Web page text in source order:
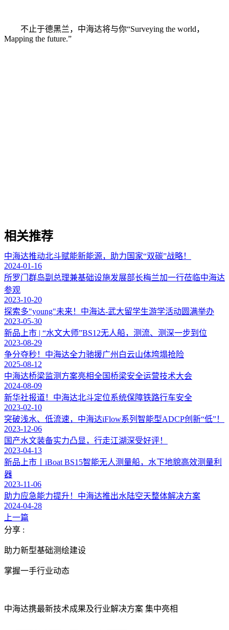
不止于德黑兰，中海达将与你“Surveying the world，
Mapping the future.”
相关推荐
中海达推动北斗赋能新能源，助力国家“双碳”战略！
2024-01-16
所罗门群岛副总理兼基础设施发展部长梅兰加一行莅临中海达
参观
2023-10-20
探索多"young"未来！中海达-武大留学生游学活动圆满举办
2023-05-30
新品上市 | “水文大师”BS12无人船，测流、测深一步到位
2023-08-29
争分夺秒！中海达全力驰援广州白云山体垮塌抢险
2025-08-12
中海达桥梁监测方案亮相全国桥梁安全运营技术大会
2024-08-09
新华社报道！中海达北斗定位系统保障铁路行车安全
2023-02-10
突破浅水、低流速，中海达iFlow系列智能型ADCP创新“低”！
2023-12-06
国产水文装备实力凸显，行走江湖深受好评！
2023-04-13
新品上市丨iBoat BS15智能无人测量船，水下地貌高效测量利
器
2023-11-06
助力应急能力提升！中海达推出水陆空天整体解决方案
2024-04-28
上一篇
分享 :
助力新型基础测绘建设
掌握一手行业动态
中海达携最新技术成果及行业解决方案 集中亮相